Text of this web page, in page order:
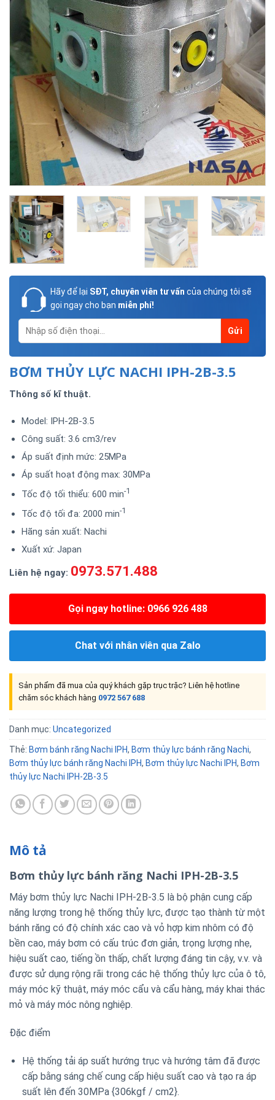
Hãy để lại SĐT, chuyên viên tư vấn của chúng tôi sẽ
gọi ngay cho bạn miễn phí!
BƠM THỦY LỰC NACHI IPH-2B-3.5
Thông số kĩ thuật.
Model: IPH-2B-3.5
Công suất: 3.6 cm3/rev
Áp suất định mức: 25MPa
Áp suất hoạt động max: 30MPa
Tốc độ tối thiểu: 600 min-1
Tốc độ tối đa: 2000 min-1
Hãng sản xuất: Nachi
Xuất xứ: Japan
Liên hệ ngay: 0973.571.488
Gọi ngay hotline: 0966 926 488
Chat với nhân viên qua Zalo
Sản phẩm đã mua của quý khách gặp trục trặc? Liên hệ hotline
chăm sóc khách hàng 0972 567 688
Danh mục: Uncategorized
Thẻ: Bơm bánh răng Nachi IPH, Bơm thủy lực bánh răng Nachi,
Bơm thủy lực bánh răng Nachi IPH, Bơm thủy lực Nachi IPH, Bơm
thủy lực Nachi IPH-2B-3.5
Mô tả
Bơm thủy lực bánh răng Nachi IPH-2B-3.5
Máy bơm thủy lực Nachi IPH-2B-3.5 là bộ phận cung cấp
năng lượng trong hệ thống thủy lực, được tạo thành từ một
bánh răng có độ chính xác cao và vỏ hợp kim nhôm có độ
bền cao, máy bơm có cấu trúc đơn giản, trọng lượng nhẹ,
hiệu suất cao, tiếng ồn thấp, chất lượng đáng tin cậy, v.v. và
được sử dụng rộng rãi trong các hệ thống thủy lực của ô tô,
máy móc kỹ thuật, máy móc cẩu và cẩu hàng, máy khai thác
mỏ và máy móc nông nghiệp.
Đặc điểm
Hệ thống tải áp suất hướng trục và hướng tâm đã được
cấp bằng sáng chế cung cấp hiệu suất cao và tạo ra áp
suất lên đến 30MPa {306kgf / cm2}.